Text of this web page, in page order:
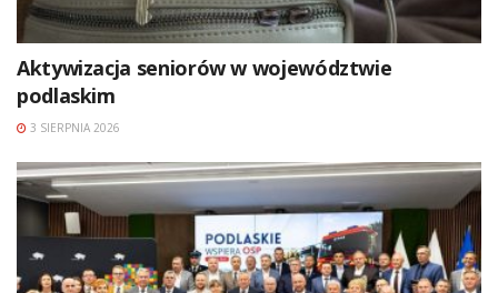
Aktywizacja seniorów w województwie
podlaskim
3 SIERPNIA 2026